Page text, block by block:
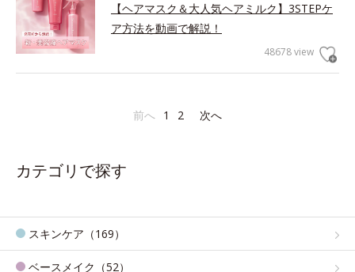
【ヘアマスク＆大人気ヘアミルク】3STEPケ
ア方法を動画で解説！
48678 view
前へ 1 2 次へ
カテゴリで探す
スキンケア（169）
ベースメイク（52）